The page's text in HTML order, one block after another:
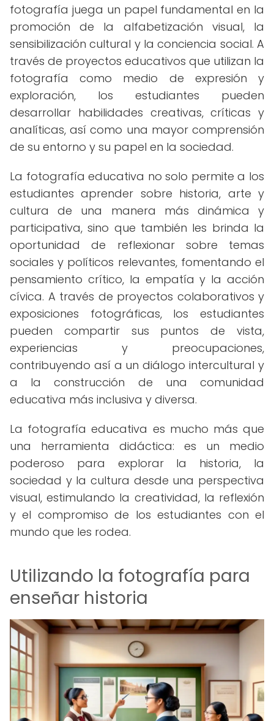
fotografía juega un papel fundamental en la
promoción de la alfabetización visual, la
sensibilización cultural y la conciencia social. A
través de proyectos educativos que utilizan la
fotografía como medio de expresión y
exploración, los estudiantes pueden
desarrollar habilidades creativas, críticas y
analíticas, así como una mayor comprensión
de su entorno y su papel en la sociedad.
La fotografía educativa no solo permite a los
estudiantes aprender sobre historia, arte y
cultura de una manera más dinámica y
participativa, sino que también les brinda la
oportunidad de reflexionar sobre temas
sociales y políticos relevantes, fomentando el
pensamiento crítico, la empatía y la acción
cívica. A través de proyectos colaborativos y
exposiciones fotográficas, los estudiantes
pueden compartir sus puntos de vista,
experiencias y preocupaciones,
contribuyendo así a un diálogo intercultural y
a la construcción de una comunidad
educativa más inclusiva y diversa.
La fotografía educativa es mucho más que
una herramienta didáctica: es un medio
poderoso para explorar la historia, la
sociedad y la cultura desde una perspectiva
visual, estimulando la creatividad, la reflexión
y el compromiso de los estudiantes con el
mundo que les rodea.
Utilizando la fotografía para
enseñar historia